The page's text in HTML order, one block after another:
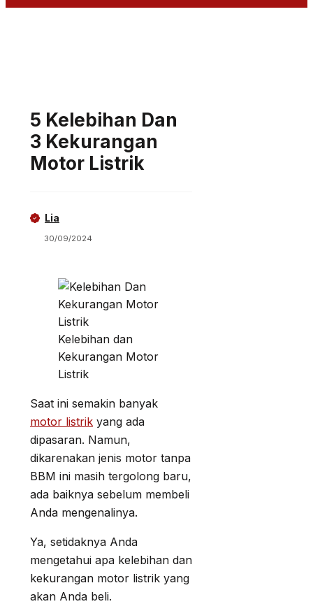
5 Kelebihan Dan
3 Kekurangan
Motor Listrik
Lia
30/09/2024
Kelebihan dan
Kekurangan Motor
Listrik
Saat ini semakin banyak
motor listrik yang ada
dipasaran. Namun,
dikarenakan jenis motor tanpa
BBM ini masih tergolong baru,
ada baiknya sebelum membeli
Anda mengenalinya.
Ya, setidaknya Anda
mengetahui apa kelebihan dan
kekurangan motor listrik yang
akan Anda beli.